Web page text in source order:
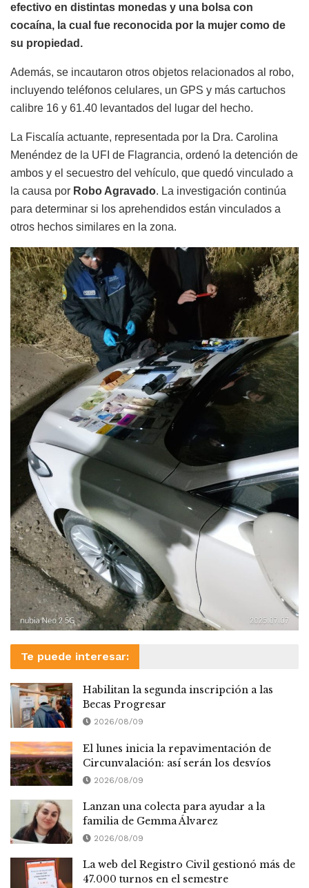
efectivo en distintas monedas y una bolsa con
cocaína, la cual fue reconocida por la mujer como de
su propiedad.
Además, se incautaron otros objetos relacionados al robo,
incluyendo teléfonos celulares, un GPS y más cartuchos
calibre 16 y 61.40 levantados del lugar del hecho.
La Fiscalía actuante, representada por la Dra. Carolina
Menéndez de la UFI de Flagrancia, ordenó la detención de
ambos y el secuestro del vehículo, que quedó vinculado a
la causa por Robo Agravado. La investigación continúa
para determinar si los aprehendidos están vinculados a
otros hechos similares en la zona.
Te puede interesar:
Habilitan la segunda inscripción a las
Becas Progresar
2026/08/09
El lunes inicia la repavimentación de
Circunvalación: así serán los desvíos
2026/08/09
Lanzan una colecta para ayudar a la
familia de Gemma Álvarez
2026/08/09
La web del Registro Civil gestionó más de
47.000 turnos en el semestre